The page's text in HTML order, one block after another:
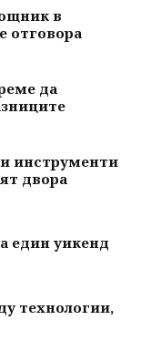
в
отговора
да
инструменти
двора
един уикенд
технологии,